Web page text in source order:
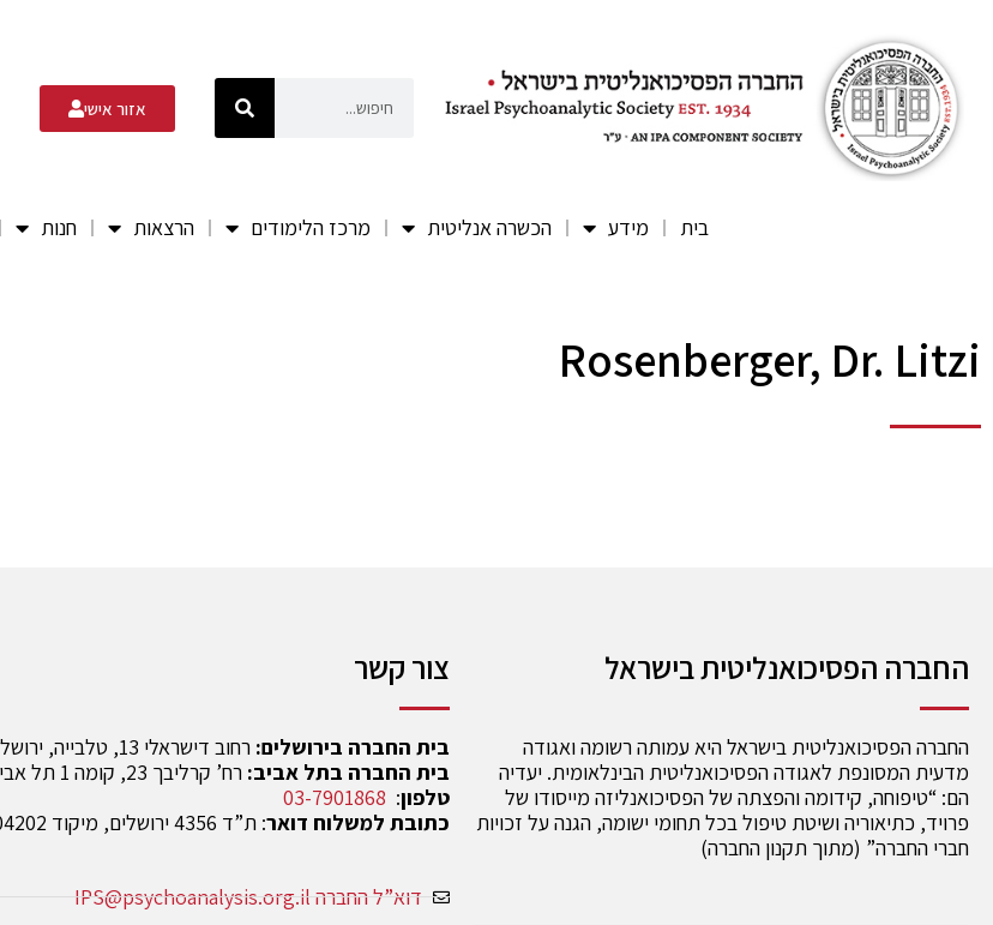
אזור אישי
בית מידע הכשרה אנליטית מרכז הלימודים הרצאות חנות
Rosenberger, Dr. Litzi
החברה הפסיכואנליטית בישראל
החברה הפסיכואנליטית בישראל היא עמותה רשומה ואגודה
מדעית המסונפת לאגודה הפסיכואנליטית הבינלאומית. יעדיה
הם: “טיפוחה, קידומה והפצתה של הפסיכואנליזה מייסודו של
פרויד, כתיאוריה ושיטת טיפול בכל תחומי ישומה, הגנה על זכויות
חברי החברה” (מתוך תקנון החברה)
צור קשר
בית החברה בירושלים: רחוב דישראלי 13, טלבייה, ירושלים
בית החברה בתל אביב: רח’ קרליבך 23, קומה 1 תל אביב
טלפון:
03-7901868
כתובת למשלוח דואר: ת”ד 4356 ירושלים, מיקוד 9104202
דוא”ל החברה IPS@psychoanalysis.org.il